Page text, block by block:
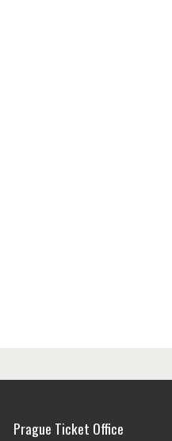
Prague Ticket Office